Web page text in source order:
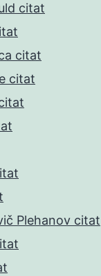
citat
citat
citat
Plehanov citat